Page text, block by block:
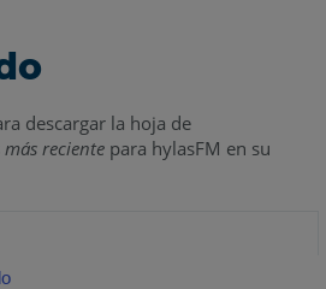
descargar la hoja de
más recientepara hylasFM en su